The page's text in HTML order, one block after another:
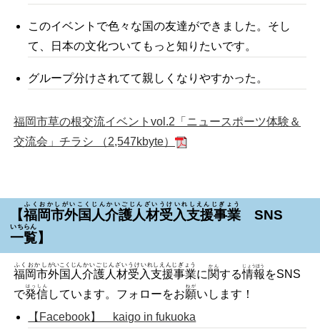
このイベントで色々な国の友達ができました。そし
て、日本の文化ついてもっと知りたいです。
グループ分けされてて親しくなりやすかった。
福岡市草の根交流イベントvol.2「ニュースポーツ体験＆
交流会」チラシ （2,547kbyte）
【福岡市外国人介護人材受入支援事業
ふくおかしがいこくじんかいごじんざいうけいれしえんじぎょう
SNS
一覧
いちらん
】
福岡市
ふくおかし
外国人
がいこくじん
介護人材
かいごじんざい
受入支援事業
うけいれしえんじぎょう
に関
かん
する情報
じょうほう
をSNS
で発信
はっしん
しています。フォローをお願
ねが
いします！
【Facebook】 kaigo in fukuoka